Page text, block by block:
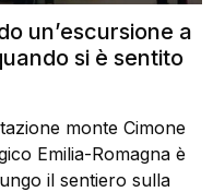
un’escursione a
si è sentito
monte Cimone
Emilia-Romagna è
il sentiero sulla